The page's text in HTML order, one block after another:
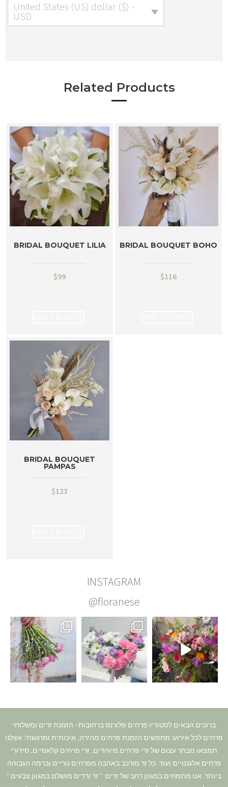
United States (US) dollar ($) -
USD
Related Products
BRIDAL BOUQUET LILIA
$99
BRIDAL BOUQUET BOHO
$116
BRIDAL BOUQUET
PAMPAS
$123
INSTAGRAM
@floranese
ברוכים הבאים לסטודיו פרחים פלורנס ברחובות– הזמנת זרים ומשלוחי
פרחים לכל אירוע! מחפשים הזמנת פרחים מהירה, איכותית ומרגשת? אצלנו
תמצאו מבחר עצום של זרי פרחים מיוחדים, זרי פרחים קלאסיים, סידורי
פרחים אלגנטיים ועוד. כל זר מורכב באהבה מפרחים טריים וברמה הגבוהה
ביותר. אנו מתמחים במגוון רחב של זרים: * זר ורדים מושלם במגוון צבעים *